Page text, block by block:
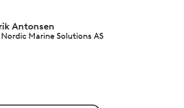
Antonsen
Nordic Marine Solutions AS